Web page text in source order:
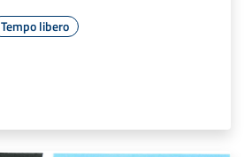
Tempo libero